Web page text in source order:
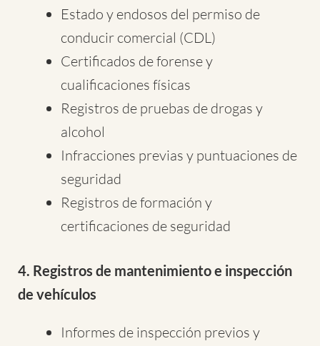
Estado y endosos del permiso de
conducir comercial (CDL)
Certificados de forense y
cualificaciones físicas
Registros de pruebas de drogas y
alcohol
Infracciones previas y puntuaciones de
seguridad
Registros de formación y
certificaciones de seguridad
4. Registros de mantenimiento e inspección
de vehículos
Informes de inspección previos y